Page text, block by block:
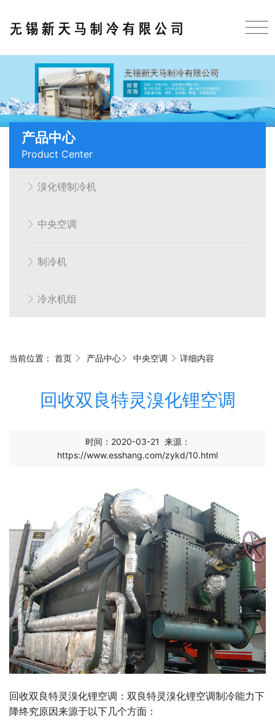
产品中心
Product Center
溴化锂制冷机
中央空调
制冷机
冷水机组
当前位置： 首页 产品中心 中央空调 详细内容
回收双良特灵溴化锂空调
时间：2020-03-21 来源：
https://www.esshang.com/zykd/10.html
回收双良特灵溴化锂空调 ：双良特灵溴化锂空调制冷能力下
降终究原因来源于以下几个方面：